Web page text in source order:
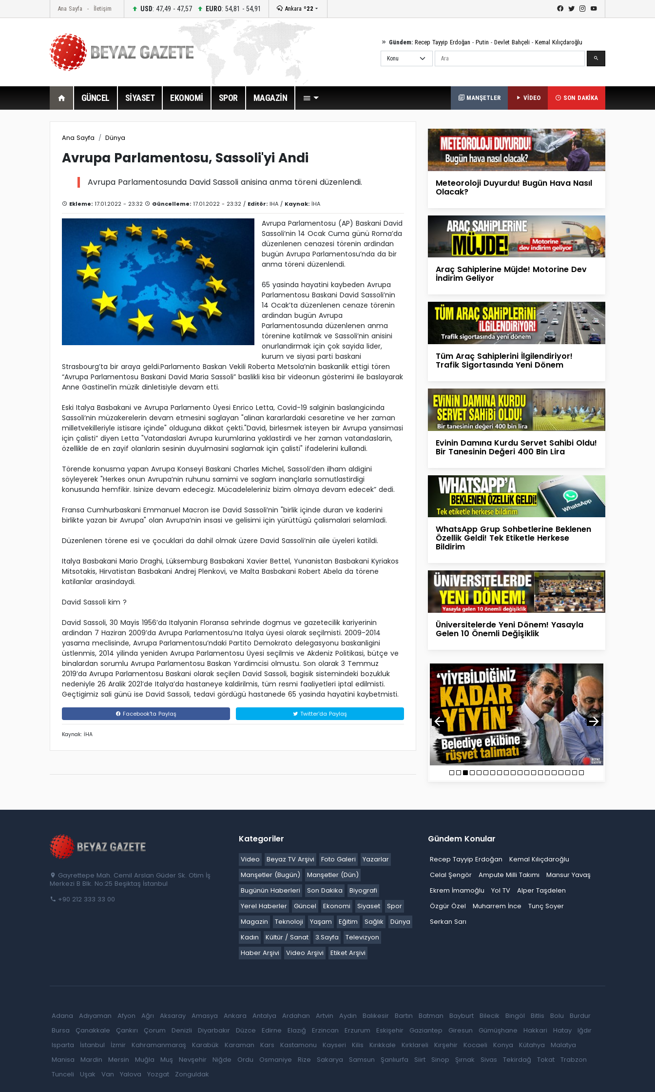
Ana Sayfa İletişim USD: 47,49 - 47,57 EURO: 54,81 - 54,91 Ankara º22
Gündem: Recep Tayyip Erdoğan - Putin - Devlet Bahçeli - Kemal Kılıçdaroğlu
Ara
GÜNCEL SİYASET EKONOMİ SPOR MAGAZİN MANŞETLER VİDEO SON DAKİKA
Ana Sayfa Dünya
Avrupa Parlamentosu, Sassoli'yi Andi
Avrupa Parlamentosunda David Sassoli anisina anma töreni düzenlendi.
Ekleme: 17.01.2022 - 23:32 Güncelleme: 17.01.2022 - 23:32 / Editör: IHA / Kaynak: İHA
Avrupa Parlamentosu (AP) Baskani David
Sassoli’nin 14 Ocak Cuma günü Roma’da
düzenlenen cenazesi törenin ardindan
bugün Avrupa Parlamentosu’nda da bir
anma töreni düzenlendi.
65 yasinda hayatini kaybeden Avrupa
Parlamentosu Baskani David Sassoli’nin
14 Ocak’ta düzenlenen cenaze törenin
ardindan bugün Avrupa
Parlamentosunda düzenlenen anma
törenine katilmak ve Sassoli’nin anisini
onurlandirmak için çok sayida lider,
kurum ve siyasi parti baskani
Strasbourg’ta bir araya geldi.Parlamento Baskan Vekili Roberta Metsola’nin baskanlik ettigi tören
“Avrupa Parlamentosu Baskani David Maria Sassoli” baslikli kisa bir videonun gösterimi ile baslayarak
Anne Gastinel’in müzik dinletisiyle devam etti.
Eski Italya Basbakani ve Avrupa Parlamento Üyesi Enrico Letta, Covid-19 salginin baslangicinda
Sassoli’nin müzakerelerin devam etmesini saglayan "alinan kararlardaki cesaretine ve her zaman
milletvekilleriyle istisare içinde" olduguna dikkat çekti."David, birlesmek isteyen bir Avrupa yansimasi
için çalisti” diyen Letta "Vatandaslari Avrupa kurumlarina yaklastirdi ve her zaman vatandaslarin,
özellikle de en zayif olanlarin sesinin duyulmasini saglamak için çalisti" ifadelerini kullandi.
Törende konusma yapan Avrupa Konseyi Baskani Charles Michel, Sassoli’den ilham aldigini
söyleyerek "Herkes onun Avrupa’nin ruhunu samimi ve saglam inançlarla somutlastirdigi
konusunda hemfikir. Isinize devam edecegiz. Mücadeleleriniz bizim olmaya devam edecek” dedi.
Fransa Cumhurbaskani Emmanuel Macron ise David Sassoli’nin "birlik içinde duran ve kaderini
birlikte yazan bir Avrupa" olan Avrupa’nin insasi ve gelisimi için yürüttügü çalismalari selamladi.
Düzenlenen törene esi ve çocuklari da dahil olmak üzere David Sassoli’nin aile üyeleri katildi.
Italya Basbakani Mario Draghi, Lüksemburg Basbakani Xavier Bettel, Yunanistan Basbakani Kyriakos
Mitsotakis, Hirvatistan Basbakani Andrej Plenkovi, ve Malta Basbakani Robert Abela da törene
katilanlar arasindaydi.
David Sassoli kim ?
David Sassoli, 30 Mayis 1956’da Italyanin Floransa sehrinde dogmus ve gazetecilik kariyerinin
ardindan 7 Haziran 2009’da Avrupa Parlamentosu’na Italya üyesi olarak seçilmisti. 2009-2014
yasama meclisinde, Avrupa Parlamentosu’ndaki Partito Demokrato delegasyonu baskanligini
üstlenmis, 2014 yilinda yeniden Avrupa Parlamentosu Üyesi seçilmis ve Akdeniz Politikasi, bütçe ve
binalardan sorumlu Avrupa Parlamentosu Baskan Yardimcisi olmustu. Son olarak 3 Temmuz
2019’da Avrupa Parlamentosu Baskani olarak seçilen David Sassoli, bagisik sistemindeki bozukluk
nedeniyle 26 Aralik 2021’de Italya’da hastaneye kaldirilmis, tüm resmi faaliyetleri iptal edilmisti.
Geçtigimiz sali günü ise David Sassoli, tedavi gördügü hastanede 65 yasinda hayatini kaybetmisti.
Facebook'ta Paylaş Twitter'da Paylaş
Kaynak: İHA
Meteoroloji Duyurdu! Bugün Hava Nasıl
Olacak?
Araç Sahiplerine Müjde! Motorine Dev
İndirim Geliyor
Tüm Araç Sahiplerini İlgilendiriyor!
Trafik Sigortasında Yeni Dönem
Evinin Damına Kurdu Servet Sahibi Oldu!
Bir Tanesinin Değeri 400 Bin Lira
WhatsApp Grup Sohbetlerine Beklenen
Özellik Geldi! Tek Etiketle Herkese
Bildirim
Üniversitelerde Yeni Dönem! Yasayla
Gelen 10 Önemli Değişiklik
Gayrettepe Mah. Cemil Arslan Güder Sk. Otim İş
Merkezi B Blk. No:25 Beşiktaş İstanbul
+90 212 333 33 00
Kategoriler
Video Beyaz TV Arşivi Foto Galeri
Yazarlar
Manşetler (Bugün)
Manşetler (Dün)
Bugünün Haberleri
Son Dakika
Biyografi
Yerel Haberler
Güncel Ekonomi Siyaset
Spor
Magazin
Teknoloji Yaşam Eğitim Sağlık
Dünya
Kadın
Kültür / Sanat 3.Sayfa
Televizyon
Haber Arşivi
Video Arşivi Etiket Arşivi
Gündem Konular
Recep Tayyip Erdoğan
Kemal Kılıçdaroğlu
Celal Şengör
Ampute Milli Takımı
Mansur Yavaş
Ekrem İmamoğlu
Yol TV
Alper Taşdelen
Özgür Özel
Muharrem İnce
Tunç Soyer
Serkan Sarı
Adana Adıyaman Afyon Ağrı Aksaray Amasya Ankara Antalya Ardahan Artvin Aydın Balıkesir Bartın Batman Bayburt Bilecik Bingöl Bitlis Bolu
Burdur
Bursa
Çanakkale Çankırı Çorum Denizli Diyarbakır Düzce Edirne Elazığ Erzincan Erzurum Eskişehir Gaziantep Giresun Gümüşhane Hakkari Hatay
Iğdır
Isparta
İstanbul İzmir Kahramanmaraş Karabük Karaman Kars Kastamonu Kayseri Kilis Kırıkkale Kırklareli Kırşehir Kocaeli Konya Kütahya
Malatya
Manisa
Mardin Mersin Muğla Muş Nevşehir Niğde Ordu Osmaniye Rize Sakarya Samsun Şanlıurfa Siirt Sinop Şırnak Sivas Tekirdağ Tokat
Trabzon
Tunceli
Uşak Van Yalova Yozgat Zonguldak